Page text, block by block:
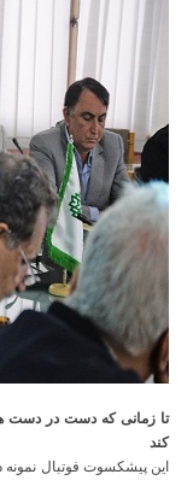
تا زمانی که دست در دست
کند
این پیشکسوت فوتبال